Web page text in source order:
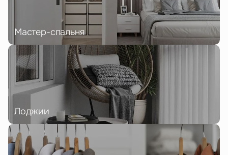
Мастер-спальня
Лоджии